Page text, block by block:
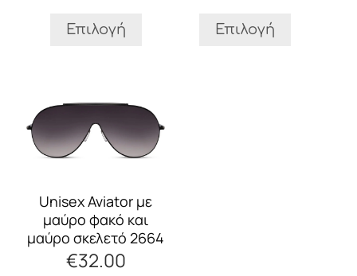
Επιλογή
σελίδα
Επιλογή
σελίδα
Unisex Aviator με
μαύρο φακό και
μαύρο σκελετό 2664
€32.00
το
προϊόν
έχει
πολλαπλές
Οι
επιλογές
μπορούν
επιλεγούν